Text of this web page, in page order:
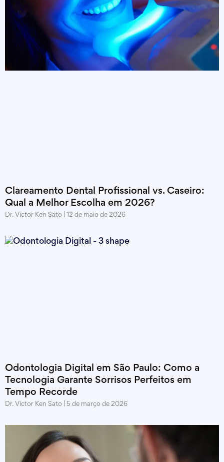
Clareamento Dental Profissional vs. Caseiro:
Qual a Melhor Escolha em 2026?
Dr. Victor Ken Sato 12 de maio de 2026
Odontologia Digital em São Paulo: Como a
Tecnologia Garante Sorrisos Perfeitos em
Tempo Recorde
Dr. Victor Ken Sato 5 de março de 2026